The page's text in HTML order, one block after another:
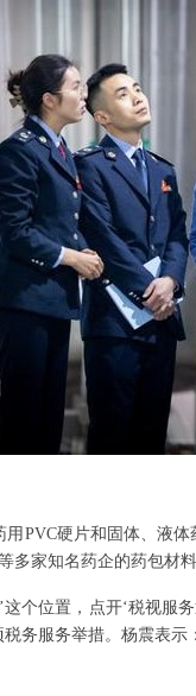
用PVC硬片和固体、液
多家知名药企的药包材
个位置，点开‘税视服
务服务举措。杨震表